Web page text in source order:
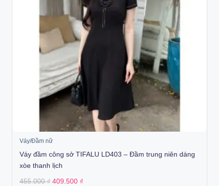
Váy/Đầm nữ
Váy đầm công sở TIFALU LD403 – Đầm trung niên dáng
xòe thanh lịch
455.000₫ Original
409.500 ₫